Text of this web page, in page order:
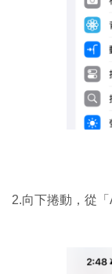
2.向下捲動，從